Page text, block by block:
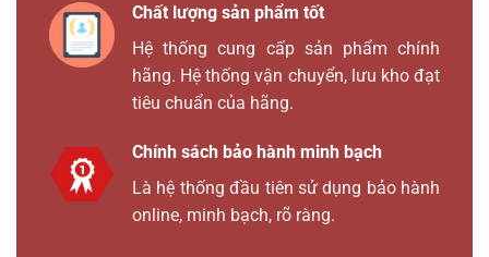
Chất lượng sản phẩm tốt
Hệ thống cung cấp sản phẩm chính
hãng. Hệ thống vận chuyển, lưu kho đạt
tiêu chuẩn của hãng.
Chính sách bảo hành minh bạch
Là hệ thống đầu tiên sử dụng bảo hành
online, minh bạch, rõ ràng.